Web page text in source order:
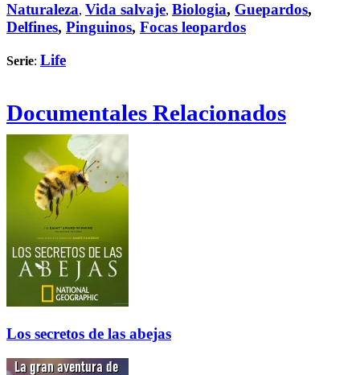
Naturaleza, Vida salvaje, Biologia, Guepardos,
Delfines, Pinguinos, Focas leopardos
Serie: Life
Documentales Relacionados
Los secretos de las abejas